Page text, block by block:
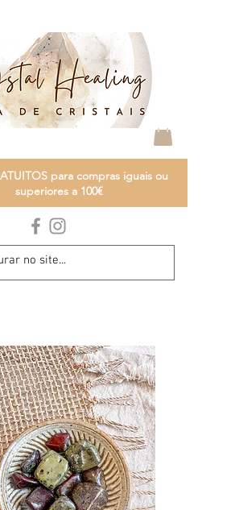
para compras iguais ou
superiores a 100€